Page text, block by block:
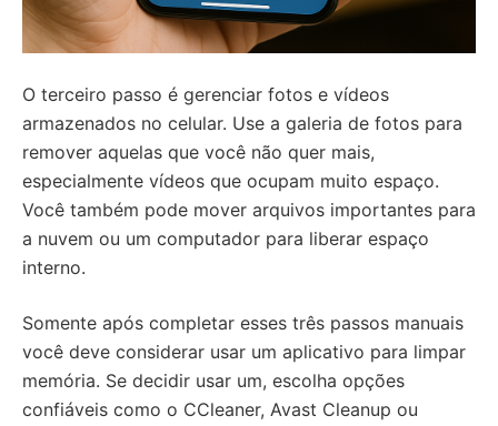
O terceiro passo é gerenciar fotos e vídeos
armazenados no celular. Use a galeria de fotos para
remover aquelas que você não quer mais,
especialmente vídeos que ocupam muito espaço.
Você também pode mover arquivos importantes para
a nuvem ou um computador para liberar espaço
interno.
Somente após completar esses três passos manuais
você deve considerar usar um aplicativo para limpar
memória. Se decidir usar um, escolha opções
confiáveis como o CCleaner, Avast Cleanup ou